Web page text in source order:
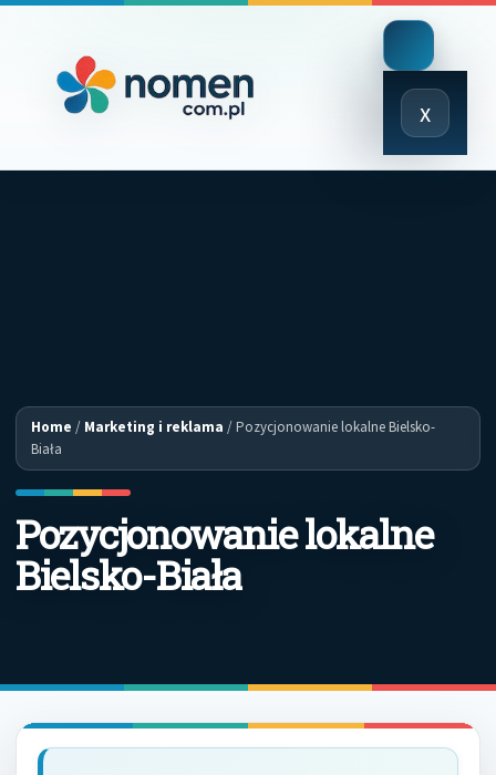
x
Close
Menu
Home / Marketing i reklama /Pozycjonowanie lokalne Bielsko-
Biała
Pozycjonowanie lokalne
Bielsko-Biała